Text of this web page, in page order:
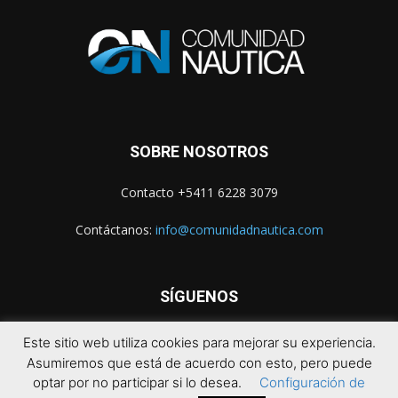
SOBRE NOSOTROS
Contacto +5411 6228 3079
Contáctanos: info@comunidadnautica.com
SÍGUENOS
Este sitio web utiliza cookies para mejorar su experiencia.
Asumiremos que está de acuerdo con esto, pero puede
optar por no participar si lo desea.
Configuración de